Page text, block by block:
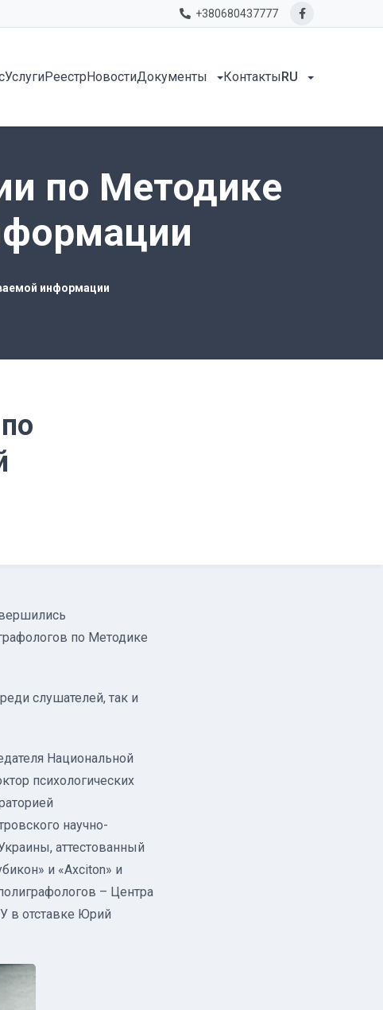
+380680437777
УслугиРеестрНовостиДокументы КонтактыRU
по Методике
информации
по Методике
слушателей, так и
Национальной
психологических
научно-
аттестованный
и «Axciton» и
– Центра
в отставке Юрий